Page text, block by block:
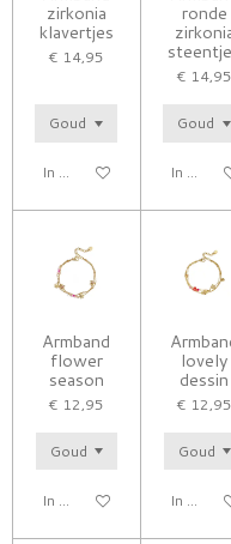
zirkonia
klavertjes
€ 14,95
In winkelwagen
ronde
€ 14,95
In
Armband
flower
season
€ 12,95
In winkelwagen
lovely
dessin
€ 12,95
In